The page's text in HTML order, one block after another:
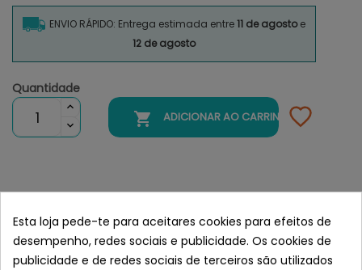
ENVIO RÁPIDO: Entrega estimada entre11 de agostoe
12 de agosto
Quantidade
 ADICIONAR AO CARRINHO
NutriBird G14 Original Pienso Para
Grandes Periquitos
Esta loja pede-te para aceitares cookies para efeitos de
desempenho, redes sociais e publicidade. Os cookies de
publicidade e de redes sociais de terceiros são utilizados